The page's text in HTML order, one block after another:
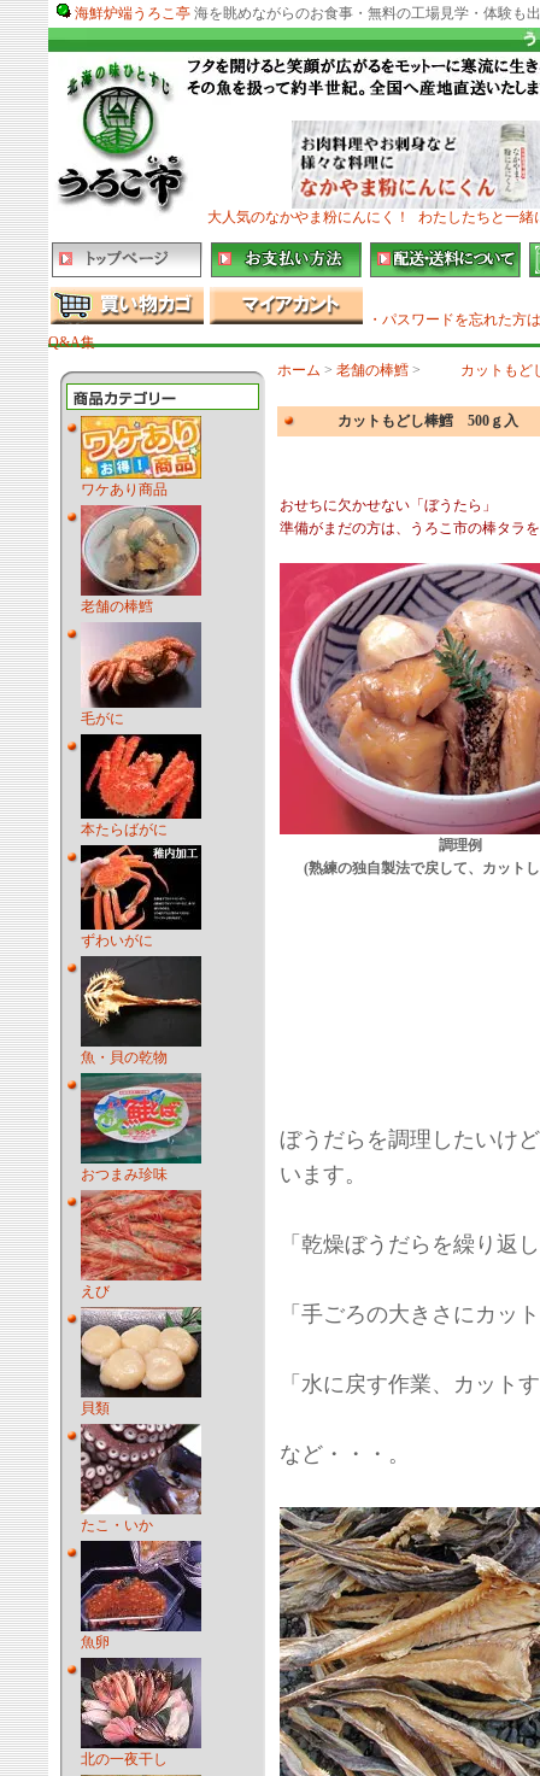
海鮮炉端うろこ亭 海を眺めながらのお食事・無料の工場見学・体験も
大人気のなかやま粉にんにく！ わたしたちと一緒
・パスワードを忘れた方
Q&A集
ワケあり商品
老舗の棒鱈
毛がに
本たらばがに
ずわいがに
魚・貝の乾物
おつまみ珍味
えび
貝類
たこ・いか
魚卵
北の一夜干し
ホーム > 老舗の棒鱈 > カットも
カットもどし棒鱈 500ｇ入
おせちに欠かせない「ぼうたら」
準備がまだの方は、うろこ市の棒タラ
調理例
(熟練の独自製法で戻して、カット
ぼうだらを調理したいけ
います。
「乾燥ぼうだらを繰り返
「手ごろの大きさにカッ
「水に戻す作業、カット
など・・・。